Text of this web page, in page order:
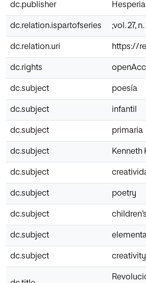
dc.publisher
dc.relation.ispartofseries ;vol. 27, n.
dc.relation.uri https://
dc.rights
dc.subject poesía
dc.subject infantil
dc.subject primaria
dc.subject Kenneth
dc.subject
dc.subject poetry
dc.subject children’s
dc.subject
dc.subject creativity